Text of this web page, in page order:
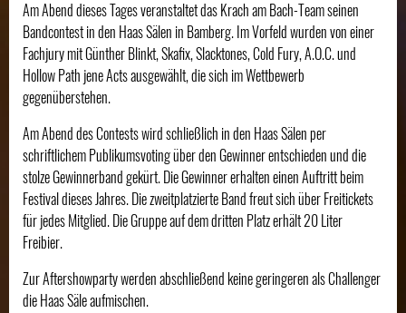
Am Abend dieses Tages veranstaltet das Krach am Bach-Team seinen
Bandcontest in den Haas Sälen in Bamberg. Im Vorfeld wurden von einer
Fachjury mit Günther Blinkt, Skafix, Slacktones, Cold Fury, A.O.C. und
Hollow Path jene Acts ausgewählt, die sich im Wettbewerb
gegenüberstehen.
Am Abend des Contests wird schließlich in den Haas Sälen per
schriftlichem Publikumsvoting über den Gewinner entschieden und die
stolze Gewinnerband gekürt. Die Gewinner erhalten einen Auftritt beim
Festival dieses Jahres. Die zweitplatzierte Band freut sich über Freitickets
für jedes Mitglied. Die Gruppe auf dem dritten Platz erhält 20 Liter
Freibier.
Zur Aftershowparty werden abschließend keine geringeren als Challenger
die Haas Säle aufmischen.